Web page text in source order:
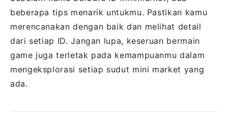
beberapa tips menarik untukmu. Pastikan kamu
merencanakan dengan baik dan melihat detail
dari setiap ID. Jangan lupa, keseruan bermain
game juga terletak pada kemampuanmu dalam
mengeksplorasi setiap sudut mini market yang
ada.